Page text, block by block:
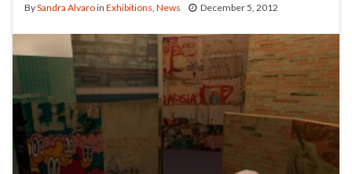
BySandra Alvaroin Exhibitions News December 5, 2012